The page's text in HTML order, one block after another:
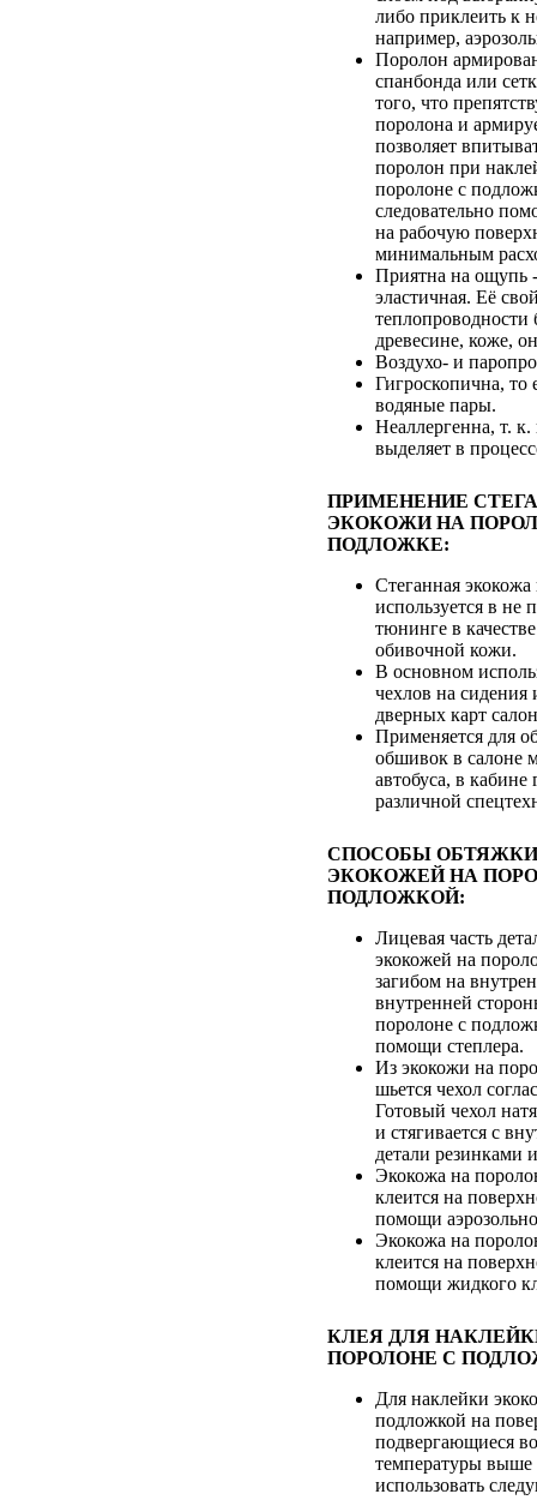
либо приклеить к
например,
Поролон
спанбонда или
того, что
поролона и
позволяет
поролон при
поролоне с
следовательно
на рабочую
минимальным
Приятна на ощупь
эластичная. Её
теплопроводности
древесине, коже,
Воздухо- и
Гигроскопична, то
водяные пары.
Неаллергенна, т. к.
выделяет в
ПРИМЕНЕНИЕ
ЭКОКОЖИ НА
ПОДЛОЖКЕ:
Стеганная
используется в не
тюнинге в
обивочной кожи.
В основном
чехлов на сидения
дверных карт
Применяется для
обшивок в салоне
автобуса, в
различной
СПОСОБЫ
ЭКОКОЖЕЙ НА
ПОДЛОЖКОЙ:
Лицевая часть
экокожей на
загибом на
внутренней
поролоне с
помощи степлера.
Из экокожи на
шьется чехол
Готовый чехол
и стягивается с
детали резинками
Экокожа на
клеится на
помощи
Экокожа на
клеится на
помощи жидкого
КЛЕЯ ДЛЯ
ПОРОЛОНЕ С
Для наклейки
подложкой на
подвергающиеся
температуры выше
использовать